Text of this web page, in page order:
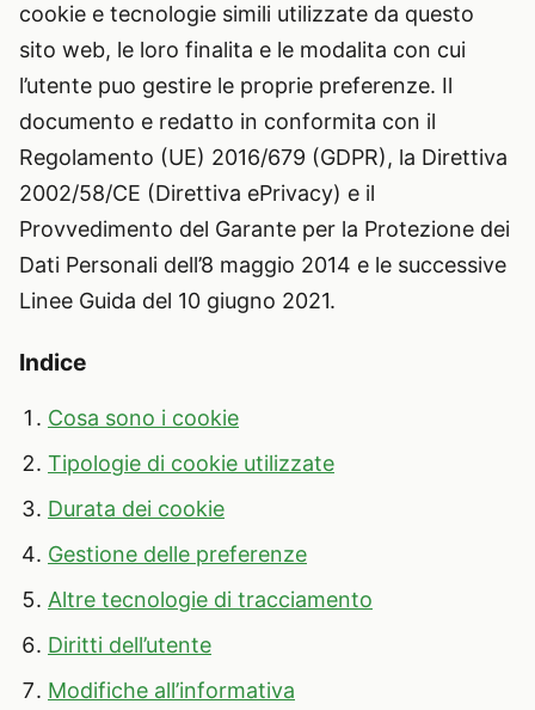
cookie e tecnologie simili utilizzate da questo
sito web, le loro finalita e le modalita con cui
l’utente puo gestire le proprie preferenze. Il
documento e redatto in conformita con il
Regolamento (UE) 2016/679 (GDPR), la Direttiva
2002/58/CE (Direttiva ePrivacy) e il
Provvedimento del Garante per la Protezione dei
Dati Personali dell’8 maggio 2014 e le successive
Linee Guida del 10 giugno 2021.
Indice
Cosa sono i cookie
Tipologie di cookie utilizzate
Durata dei cookie
Gestione delle preferenze
Altre tecnologie di tracciamento
Diritti dell’utente
Modifiche all’informativa